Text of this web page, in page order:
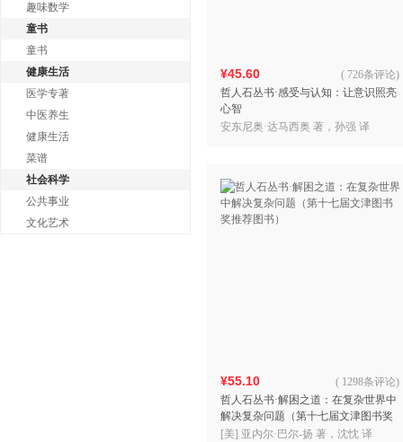
趣味数学
童书
童书
健康生活
医学专著
中医养生
健康生活
菜谱
社会科学
公共事业
文化艺术
¥45.60
哲人石丛书·感受与认知：让意识照亮
心智
( 726条评论)
安东尼奥·达马西奥 著，孙强 译
¥55.10
哲人石丛书·解困之道：在复杂世界中
解决复杂问题（第十七届文津图书奖
推荐图书）
( 1298条评论)
[美] 亚内尔·巴尔-扬 著，沈忱 译